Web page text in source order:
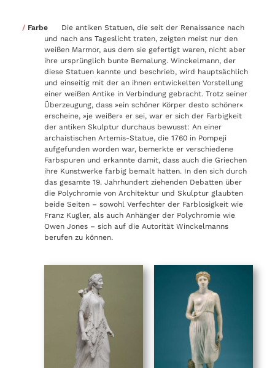
Farbe
Die antiken Statuen, die seit der Renaissance nach
und nach ans Tageslicht traten, zeigten meist nur den
weißen Marmor, aus dem sie gefertigt waren, nicht aber
ihre ursprünglich bunte Bemalung. Winckelmann, der
diese Statuen kannte und beschrieb, wird hauptsächlich
und einseitig mit der an ihnen entwickelten Vorstellung
einer weißen Antike in Verbindung gebracht. Trotz seiner
Überzeugung, dass »ein schöner Körper desto schöner«
erscheine, »je weißer« er sei, war er sich der Farbigkeit
der antiken Skulptur durchaus bewusst: An einer
archaistischen Artemis-Statue, die 1760 in Pompeji
aufgefunden worden war, bemerkte er verschiedene
Farbspuren und erkannte damit, dass auch die Griechen
ihre Kunstwerke farbig bemalt hatten. In den sich durch
das gesamte 19. Jahrhundert ziehenden Debatten über
die Polychromie von Architektur und Skulptur glaubten
beide Seiten – sowohl Verfechter der Farblosigkeit wie
Franz Kugler, als auch Anhänger der Polychromie wie
Owen Jones – sich auf die Autorität Winckelmanns
berufen zu können.